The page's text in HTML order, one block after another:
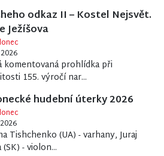
odkaz II – Kostel Nejsvět.
Ježíšova
komentovaná prohlídka při
155. výročí nar...
hudební úterky 2026
Tishchenko (UA) - varhany, Juraj
(SK) - violon...